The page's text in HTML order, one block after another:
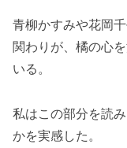
青柳かすみや花岡
関わりが、橘の心
いる。
私はこの部分を読
かを実感した。